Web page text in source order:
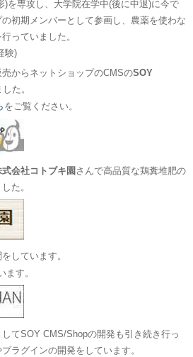
)を専攻し、大学院在学中(後に中退)に今で
初期メンバーとして参画し、農薬を使わな
っていました。
験)
からネットショップのCMSのSOY
た。
をご覧ください。
式会社コトブキ園 さんで高品質な鶏糞堆肥の
た。
しています。
ます。
てSOY CMS/Shopの開発も引き続き行っ
ラグインの開発をしています。